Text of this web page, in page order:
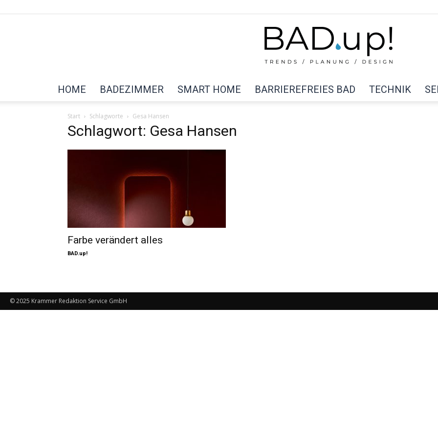
HOME BADEZIMMER SMART HOME BARRIEREFREIES BAD TECHNIK
Start Schlagworte Gesa Hansen
Schlagwort: Gesa Hansen
Farbe verändert alles
BAD.up!
© 2025 Krammer Redaktion Service GmbH